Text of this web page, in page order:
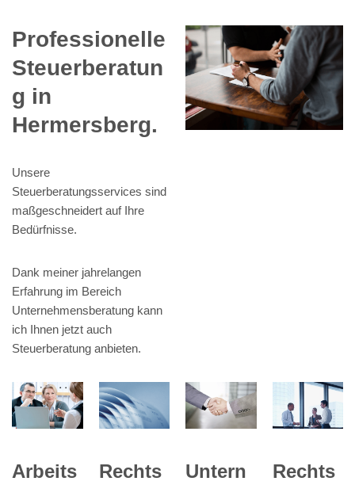
Professionelle
Steuerberatun
g in
Hermersberg.
Unsere
Steuerberatungsservices sind
maßgeschneidert auf Ihre
Bedürfnisse.
Dank meiner jahrelangen
Erfahrung im Bereich
Unternehmensberatung kann
ich Ihnen jetzt auch
Steuerberatung anbieten.
Arbeits
Rechts
Untern
Rechts